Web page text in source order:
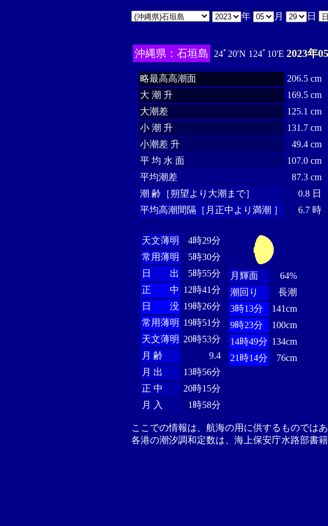
年 月 日
沖縄県：石垣島 24ﾟ20'N 124ﾟ10'E 2023年
略最高高潮面
206.5 cm
大 潮 升
169.5 cm
大潮差
125.1 cm
小 潮 升
131.7 cm
小潮差 升
49.4 cm
平 均 水 面
107.0 cm
平均潮差
87.3 cm
潮 齢［朔望より大潮まで］
0.8 日
平均高潮間隔［月正中より満潮 ］
6.7 時
天文薄明
4時29分
常用薄明
5時30分
日 出
5時55分
正 中 12時41分
日 没 19時26分
常用薄明 19時51分
天文薄明 20時53分
月 齢
9.4
月 出
13時56分
正 中
20時15分
月 入
1時58分
月輝面
64%
潮回り
長潮
3時13分
141cm
9時23分
100cm
14時49分 134cm
21時14分
76cm
ここでの情報は、航海の用に供するものでは
各港の潮汐調和定数は、海上保安庁水路部書